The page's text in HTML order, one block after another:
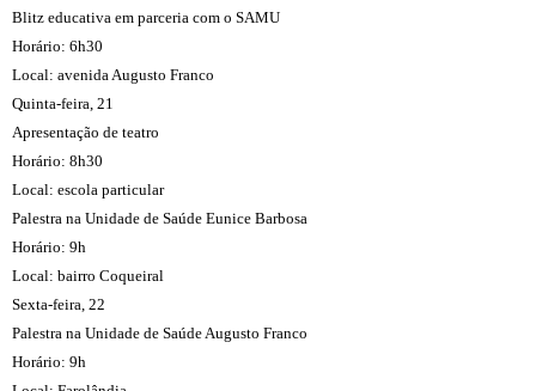
Blitz educativa em parceria com o SAMU
Horário: 6h30
Local: avenida Augusto Franco
Quinta-feira, 21
Apresentação de teatro
Horário: 8h30
Local: escola particular
Palestra na Unidade de Saúde Eunice Barbosa
Horário: 9h
Local: bairro Coqueiral
Sexta-feira, 22
Palestra na Unidade de Saúde Augusto Franco
Horário: 9h